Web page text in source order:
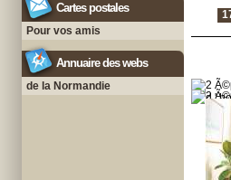
Cartes postales
Pour vos amis
Annuaire des webs
de la Normandie